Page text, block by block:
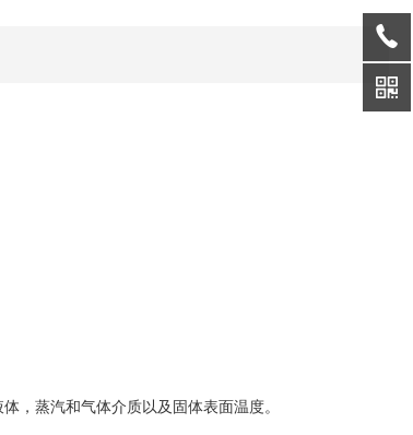
，蒸汽和气体介质以及固体表面温度。